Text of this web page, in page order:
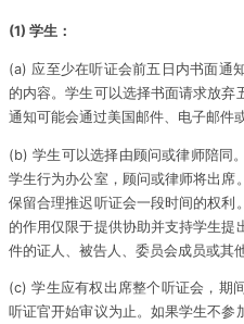
(1) 学生：
(a) 应至少在听证会前五日内书面通
的内容。学生可以选择书面请求放弃
通知可能会通过美国邮件、电子邮件
(b) 学生可以选择由顾问或律师陪同
学生行为办公室，顾问或律师将出席
保留合理推迟听证会一段时间的权利
的作用仅限于提供协助并支持学生
件的证人、被告人、委员会成员或其
(c) 学生应有权出席整个听证会，期
听证官开始审议为止。如果学生不参